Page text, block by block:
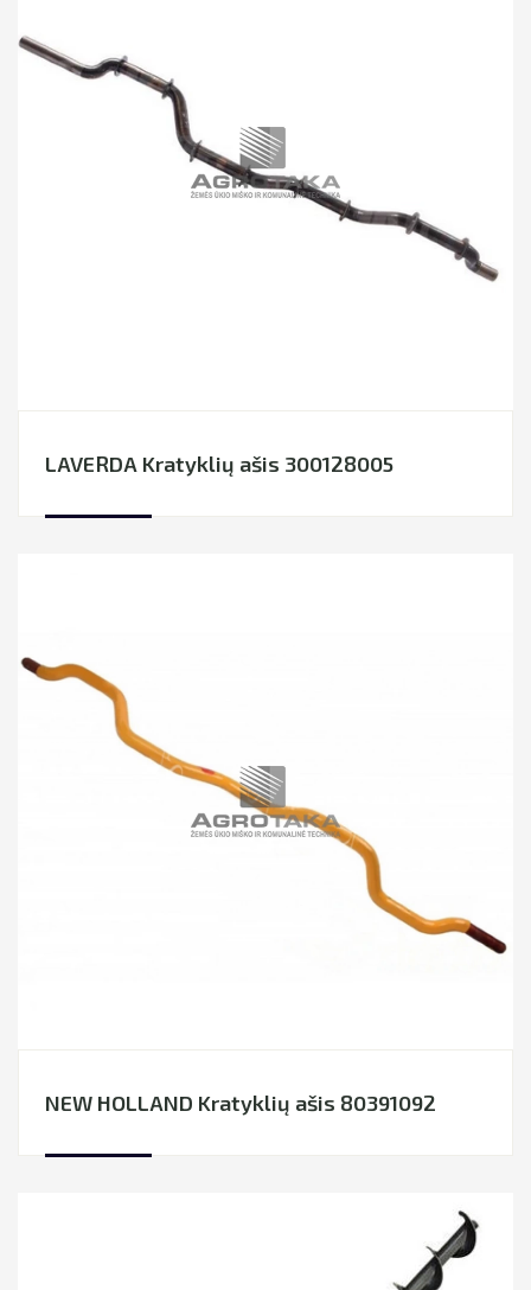
LAVERDA Kratyklių ašis 300128005
NEW HOLLAND Kratyklių ašis 80391092